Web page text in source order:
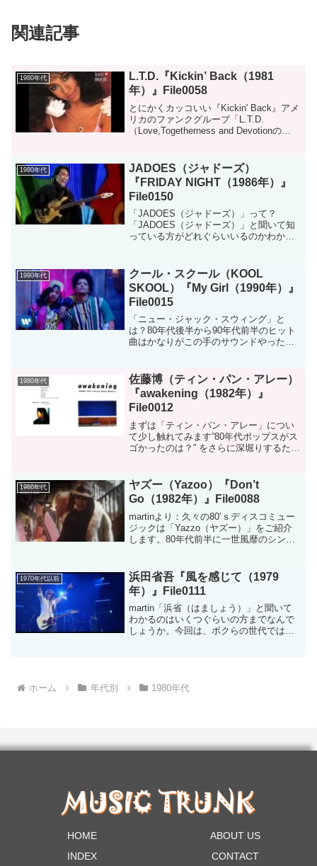
関連記事
1980年代
L.T.D.『Kickin’ Back（1981
年）』File0058
とにかくカッコいい『Kickin' Back』アメ
リカのファンクグループ「L.T.D.
（Love,Togetherness and Devotionの
った今も活動...
1980年代
JADOES（ジャドーズ）
『FRIDAY NIGHT（1986年）』
File0150
「JADOES（ジャドーズ）」って？
「JADOES（ジャドーズ）」と聞いて知
っている方がどれぐらいいるのかわかり
元々お笑いグループとしてデビューした
ため、駆け出しの頃のウ...
1990年代
クール・スクール（KOOL
SKOOL）『My Girl（1990年）』
File0015
「ニュー・ジャック・スウィング」と
は？80年代後半から90年代前半のヒット
曲はかなりがこの手のサウンドやったな
年のいろんな音楽を聴いてると、このニ
ュー・ジャック・スウィ...
1980年代
佐藤博（ティン・パン・アレー）
『awakening（1982年）』
File0012
まずは「ティン・パン・アレー」につい
て少し触れてみます”80年代ポップスがス
ゴかったのは？” をさらに深堀りするため
年に結成された「ティン・パン・アレ
イ」（最初...
1980年代
ヤズー（Yazoo）『Don’t
Go（1982年）』File0088
martinより：久々の80’ｓディスコミュー
ジックは「Yazzo（ヤズー）」をご紹介
します。80年代前半に一世風靡のシン
したヴィンス・クラークとアリソン・...
1970年代以前
浜田省吾『風を感じて（1979
年）』File0111
martin「浜省（はましょう）」と聞いて
わかるのはいくつぐらいの方までなんで
しょうか。今回は、ボクらの世代では知
ホーム
年代別 1980年代
HOME
ABOUT US
INDEX
CONTACT